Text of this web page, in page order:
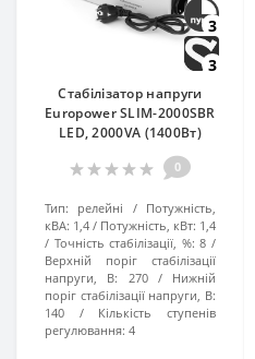
3
3
Стабілізатор напруги
Europower SLIM-2000SBR
LED, 2000VA (1400Вт)
0
Тип: релейні
Потужність,
кВА: 1,4 Потужність, кВт: 1,4
Точність стабілізації, %: 8
Верхній поріг стабілізації
напруги, В:
270
Нижній
поріг стабілізації напруги, В:
140
Кількість ступенів
регулювання: 4